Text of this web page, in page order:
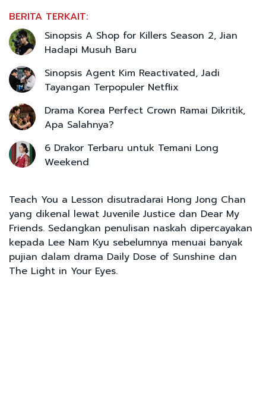
BERITA TERKAIT:
Sinopsis A Shop for Killers Season 2, Jian
Hadapi Musuh Baru
Sinopsis Agent Kim Reactivated, Jadi
Tayangan Terpopuler Netflix
Drama Korea Perfect Crown Ramai Dikritik,
Apa Salahnya?
6 Drakor Terbaru untuk Temani Long
Weekend
Teach You a Lesson disutradarai Hong Jong Chan
yang dikenal lewat Juvenile Justice dan Dear My
Friends. Sedangkan penulisan naskah dipercayakan
kepada Lee Nam Kyu sebelumnya menuai banyak
pujian dalam drama Daily Dose of Sunshine dan
The Light in Your Eyes.